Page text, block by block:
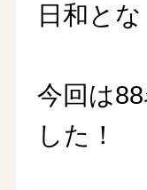
日和と
今回は
した！